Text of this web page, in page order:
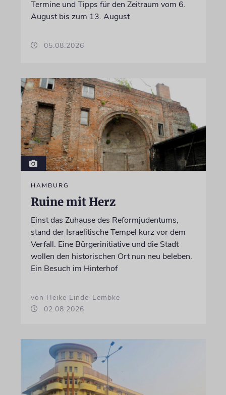
Termine und Tipps für den Zeitraum vom 6.
August bis zum 13. August
05.08.2026
HAMBURG
Ruine mit Herz
Einst das Zuhause des Reformjudentums,
stand der Israelitische Tempel kurz vor dem
Verfall. Eine Bürgerinitiative und die Stadt
wollen den historischen Ort nun neu beleben.
Ein Besuch im Hinterhof
von Heike Linde-Lembke
02.08.2026